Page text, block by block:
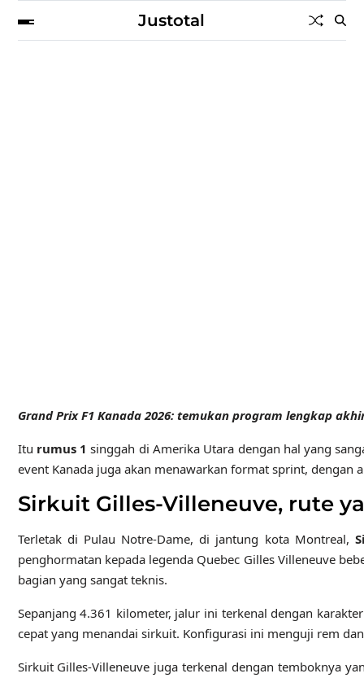
Justotal
Grand Prix F1 Kanada 2026: temukan program lengkap
Itu rumus 1 singgah di Amerika Utara dengan hal yang
event Kanada juga akan menawarkan format sprint,
Sirkuit Gilles-Villeneuve, rute
Terletak di Pulau Notre-Dame, di jantung kota Montreal,
penghormatan kepada legenda Quebec Gilles Villeneuve
bagian yang sangat teknis.
Sepanjang 4.361 kilometer, jalur ini terkenal dengan
cepat yang menandai sirkuit. Konfigurasi ini menguji rem
Sirkuit Gilles-Villeneuve juga terkenal dengan temboknya